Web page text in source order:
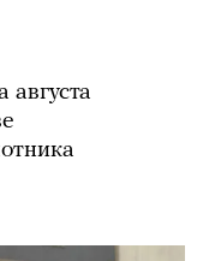
августа